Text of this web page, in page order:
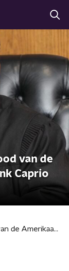
van de
Caprio
Het internet rouwt om dood van de Amerikaanse rechter Frank Caprio